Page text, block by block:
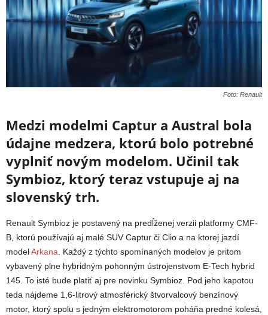
Foto: Renault
Medzi modelmi Captur a Austral bola
údajne medzera, ktorú bolo potrebné
vyplniť novým modelom. Učinil tak
Symbioz, ktorý teraz vstupuje aj na
slovenský trh.
Renault Symbioz je postavený na predĺženej verzii platformy CMF-
B, ktorú používajú aj malé SUV Captur či Clio a na ktorej jazdí
modelArkana . Každý z týchto spomínaných modelov je pritom
vybavený plne hybridným pohonným ústrojenstvom E-Tech hybrid
145. To isté bude platiť aj pre novinku Symbioz. Pod jeho kapotou
teda nájdeme 1,6-litrový atmosférický štvorvalcový benzínový
motor, ktorý spolu s jedným elektromotorom poháňa predné kolesá,